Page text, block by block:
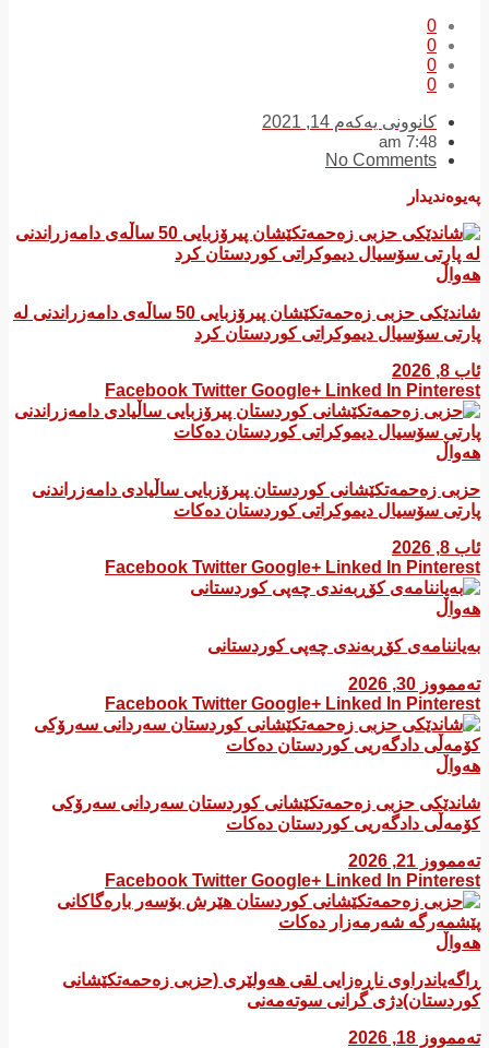
0
0
0
0
کانوونی یەکەم 14, 2021
7:48 am
No Comments
پەیوەندیدار
هەواڵ
شاندێکی حزبی زەحمەتکێشان پیرۆزبایی 50 ساڵەی دامەزراندنی لە
پارتی سۆسیال دیموکراتی کوردستان کرد
ئاب 8, 2026
Facebook Twitter Google+ Linked In Pinterest
هەواڵ
​حزبی زەحمەتکێشانی کوردستان پیرۆزبایی ساڵیادی دامەزراندنی
پارتی سۆسیال دیموکراتی کوردستان دەکات
ئاب 8, 2026
Facebook Twitter Google+ Linked In Pinterest
هەواڵ
بەیاننامەی کۆڕبەندی چەپی کوردستانی
تەممووز 30, 2026
Facebook Twitter Google+ Linked In Pinterest
هەواڵ
شاندێکی حزبی زەحمەتکێشانی کوردستان سەردانی سەرۆکی
کۆمەڵی دادگەریی کوردستان دەکات
تەممووز 21, 2026
Facebook Twitter Google+ Linked In Pinterest
هەواڵ
ڕاگەیاندراوی ناڕەزایی لقی هەولێری (حزبی زەحمەتکێشانی
کوردستان)دژی گرانی سوتەمەنی
تەممووز 18, 2026